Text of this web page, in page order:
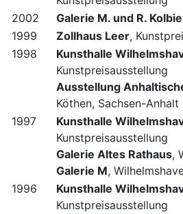
2002
Galerie M. und R.
1999
Zollhaus Leer,
1998
Kunsthalle
Kunstpreisausstellung
Ausstellung
Köthen, Sachsen-Anhalt
1997
Kunsthalle
Kunstpreisausstellung
Galerie Altes Rathaus,
Galerie M,
1996
Kunsthalle
Kunstpreisausstellung